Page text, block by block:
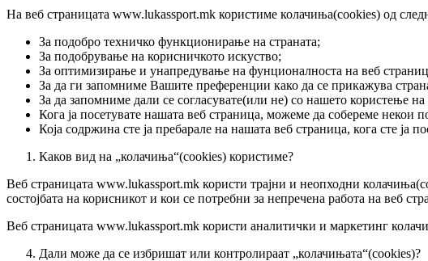
На веб страницата www.lukassport.mk користиме колачиња(cookies) од
За подобро техничко функционирање на страната;
За подобрување на корисничкото искуство;
За оптимизирање и унапредување на фунционалноста на веб
За да ги запомниме Вашите преференции како да се прикажува
За да запомниме дали се согласувате(или не) со нашето користење
Кога ја посетувате нашата веб страница, можеме да собереме
Која содржина сте ја пребарале на нашата веб страница, кога сте ја
Каков вид на „колачиња“(cookies) користиме?
Веб страницата www.lukassport.mk користи трајни и неопходни
состојбата на корисникот и кои се потребни за непречена работа на веб
Веб страницата www.lukassport.mk користи аналитички и маркетинг
Дали може да се избришат или контролираат „колачињата“(cookies)?